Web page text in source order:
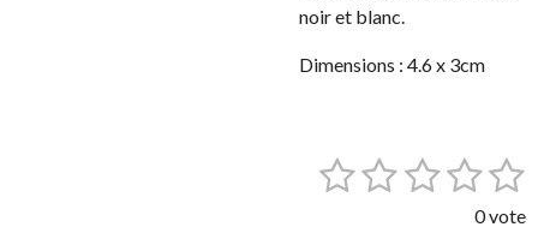
noir et blanc.
Dimensions : 4.6 x 3cm
1 2 3 4 5
é
v
0 vote